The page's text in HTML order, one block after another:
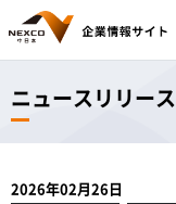
ニュースリリース
2026年02月26日